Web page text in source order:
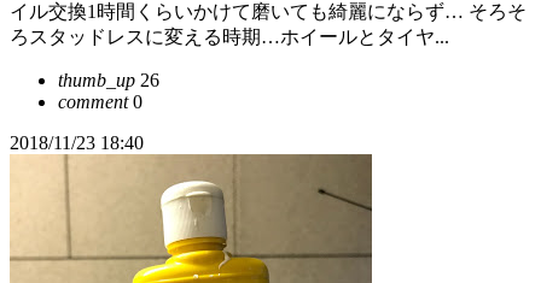
イル交換1時間くらいかけて磨いても綺麗にならず… そろそ
ろスタッドレスに変える時期…ホイールとタイヤ...
thumb_up 26
comment0
2018/11/23 18:40